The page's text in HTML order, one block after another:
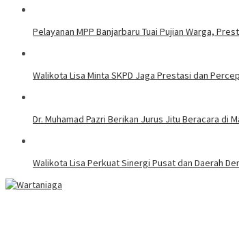
Pelayanan MPP Banjarbaru Tuai Pujian Warga,
Walikota Lisa Minta SKPD Jaga Prestasi dan
Dr. Muhamad Pazri Berikan Jurus Jitu Beracara di
Walikota Lisa Perkuat Sinergi Pusat dan Daerah